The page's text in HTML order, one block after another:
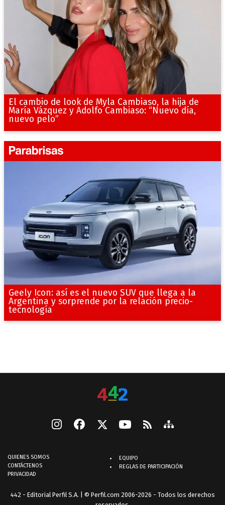
El cambio de look de Myla Cambiaso, la hija de
María Vázquez y Adolfo Cambiaso: “Nuevo día,
nuevo pelo”
Geely Icon: así es el nuevo SUV que llega a la
Argentina y sorprende por la relación precio-
tecnología
QUIENES SOMOS
CONTÁCTENOS
PRIVACIDAD
EQUIPO
REGLAS DE PARTICIPACIÓN
442 - Editorial Perfil S.A. | © Perfil.com 2006-2026 - Todos los derechos